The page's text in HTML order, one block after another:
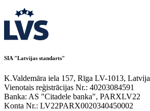
SIA "Latvijas standarts"
K.Valdemāra iela 157, Rīga LV-1013, Latvija
Vienotais reģistrācijas Nr.: 40203084591
Banka: AS "Citadele banka", PARXLV22
Konta Nr.: LV22PARX0020340450002